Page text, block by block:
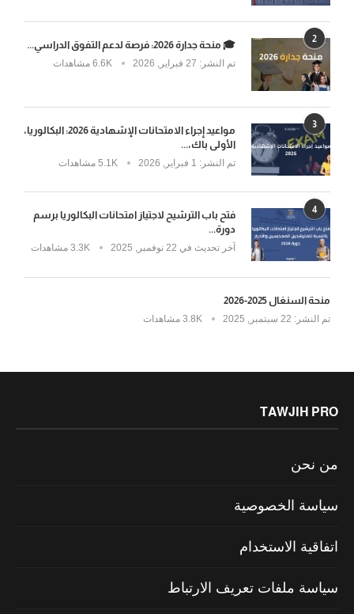
2 🎓 منحة جدارة 2026: فرصة لدعم التفوق الدراسي...
تم النشر: 6.6K مشاهدات
3
مواعيد إجراء الامتحانات الإشهادية 2026: البكالوريا،
الأولى باك،...
تم النشر: 5.1K مشاهدات
4
فتح باب الترشيح لاجتياز امتحانات البكالوريا برسم
دورة...
آخر تحديث في 3.3K مشاهدات
منحة السنغال 2025-2026
تم النشر: 3.8K مشاهدات
TAWJIH PRO
من نحن
سياسة الخصوصية
اتفاقية الاستخدام
سياسة ملفات تعريف الارتباط